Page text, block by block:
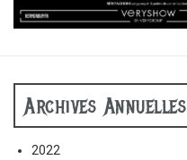
Archives Annuelles
2022